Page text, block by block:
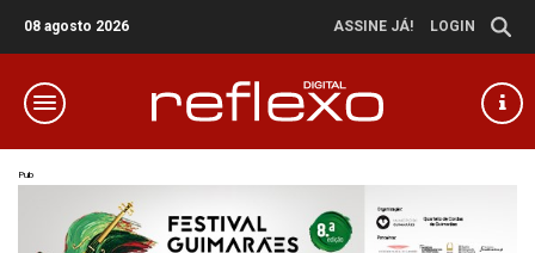
08 agosto 2026 ASSINE JÁ! LOGIN
Pub